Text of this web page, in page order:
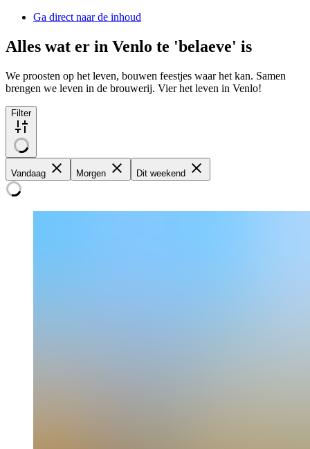
Ga direct naar de inhoud
Alles wat er in Venlo te 'belaeve' is
We proosten op het leven, bouwen feestjes waar het kan. Samen
brengen we leven in de brouwerij. Vier het leven in Venlo!
Filter
Vandaag Morgen Dit weekend